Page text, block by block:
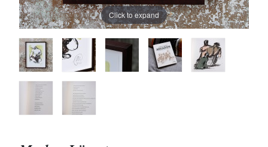
Click to expand